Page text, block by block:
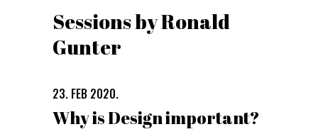
Sessions by Ronald
Gunter
23. FEB 2020.
Why is Design important?